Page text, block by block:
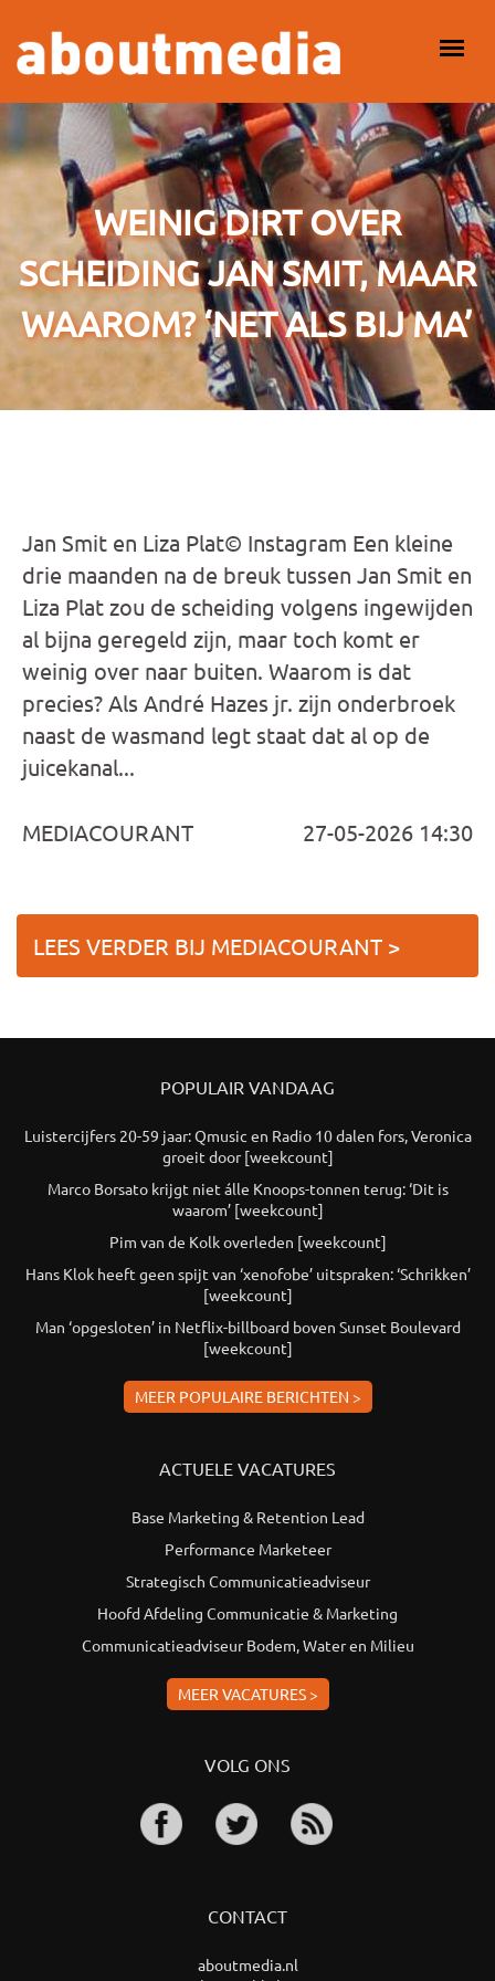
HOOFDMENU
WEINIG DIRT OVER
SCHEIDING JAN SMIT, MAAR
WAAROM? ‘NET ALS BIJ MA’
Jan Smit en Liza Plat© Instagram Een kleine
drie maanden na de breuk tussen Jan Smit en
Liza Plat zou de scheiding volgens ingewijden
al bijna geregeld zijn, maar toch komt er
weinig over naar buiten. Waarom is dat
precies? Als André Hazes jr. zijn onderbroek
naast de wasmand legt staat dat al op de
juicekanal...
MEDIACOURANT 27-05-2026 14:30
LEES VERDER BIJ MEDIACOURANT >
POPULAIR VANDAAG
Luistercijfers 20-59 jaar: Qmusic en Radio 10 dalen fors, Veronica
groeit door [weekcount]
Marco Borsato krijgt niet álle Knoops-tonnen terug: ‘Dit is
waarom’ [weekcount]
Pim van de Kolk overleden [weekcount]
Hans Klok heeft geen spijt van ‘xenofobe’ uitspraken: ‘Schrikken’
[weekcount]
Man ‘opgesloten’ in Netflix-billboard boven Sunset Boulevard
[weekcount]
MEER POPULAIRE BERICHTEN >
ACTUELE VACATURES
Base Marketing & Retention Lead
Performance Marketeer
Strategisch Communicatieadviseur
Hoofd Afdeling Communicatie & Marketing
Communicatieadviseur Bodem, Water en Milieu
MEER VACATURES >
VOLG ONS
CONTACT
aboutmedia.nl